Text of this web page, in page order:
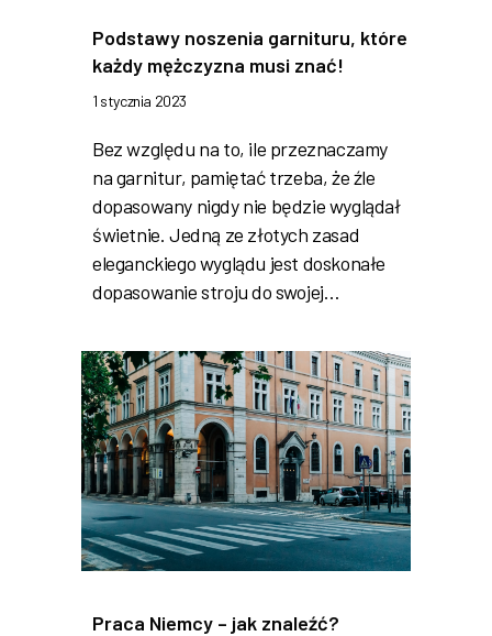
Podstawy noszenia garnituru, które
każdy mężczyzna musi znać!
1 stycznia 2023
Bez względu na to, ile przeznaczamy
na garnitur, pamiętać trzeba, że źle
dopasowany nigdy nie będzie wyglądał
świetnie. Jedną ze złotych zasad
eleganckiego wyglądu jest doskonałe
dopasowanie stroju do swojej…
Praca Niemcy – jak znaleźć?